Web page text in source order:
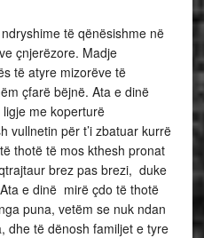
të qënësishme në
çnjerëzore. Madje
të atyre mizorëve të
çfarë bëjnë. Ata e dinë
me koperturë
vullnetin për t’i zbatuar kurrë
thotë të mos kthesh pronat
brez pas brezi, duke
e dinë mirë çdo të thotë
puna, vetëm se nuk ndan
dhe të dënosh familjet e tyre